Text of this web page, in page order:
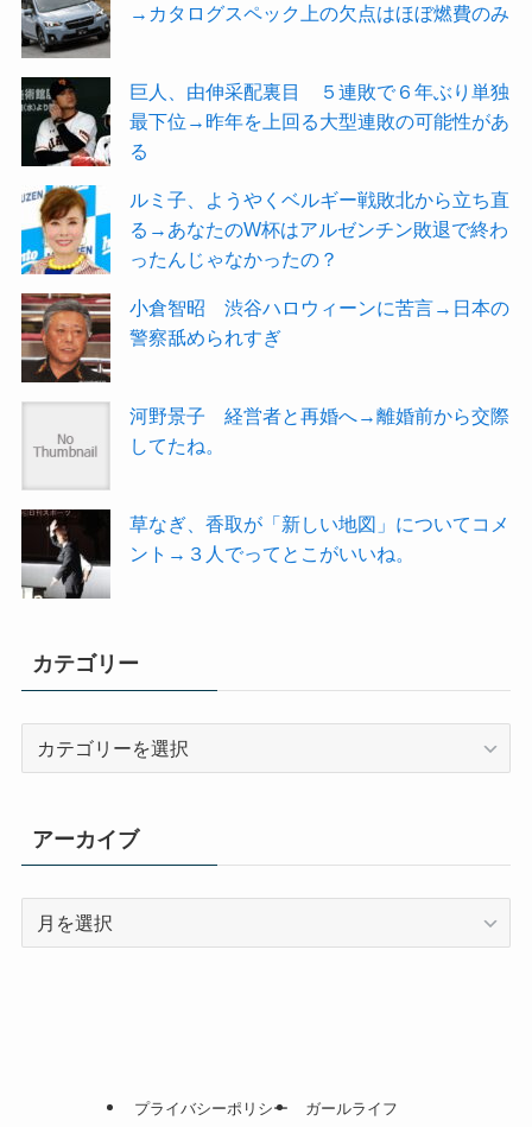
→カタログスペック上の欠点はほぼ燃費のみ
巨人、由伸采配裏目 ５連敗で６年ぶり単独
最下位→昨年を上回る大型連敗の可能性があ
る
ルミ子、ようやくベルギー戦敗北から立ち直
る→あなたのW杯はアルゼンチン敗退で終わ
ったんじゃなかったの？
小倉智昭 渋谷ハロウィーンに苦言→日本の
警察舐められすぎ
河野景子 経営者と再婚へ→離婚前から交際
してたね。
草なぎ、香取が「新しい地図」についてコメ
ント→３人でってとこがいいね。
カテゴリー
ー
アーカイブ
プライバシーポリシー ガールライフ